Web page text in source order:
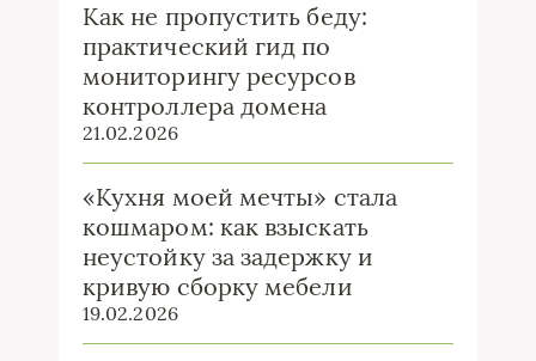
Как не пропустить беду:
практический гид по
мониторингу ресурсов
контроллера домена
21.02.2026
«Кухня моей мечты» стала
кошмаром: как взыскать
неустойку за задержку и
кривую сборку мебели
19.02.2026